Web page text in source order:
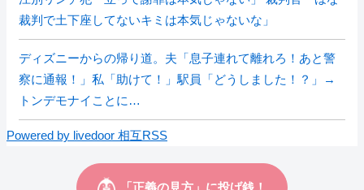
裁判で土下座してないキミは本気じゃないな」
ディズニーからの帰り道。夫「息子連れて離れろ！あと警
察に通報！」私「助けて！」駅員「どうしました！？」→
トンデモナイことに…
Powered by livedoor 相互RSS